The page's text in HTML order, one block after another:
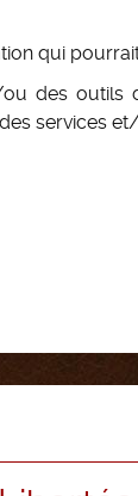
qui
outils
services